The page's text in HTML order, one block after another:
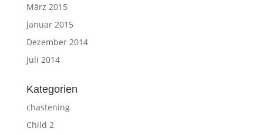
März 2015
Januar 2015
Dezember 2014
Juli 2014
Kategorien
chastening
Child 2